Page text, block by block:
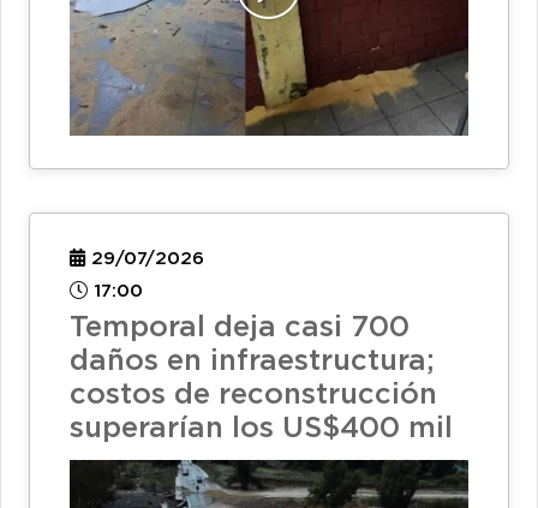
29/07/2026
17:00
Temporal deja casi 700
daños en infraestructura;
costos de reconstrucción
superarían los US$400 mil